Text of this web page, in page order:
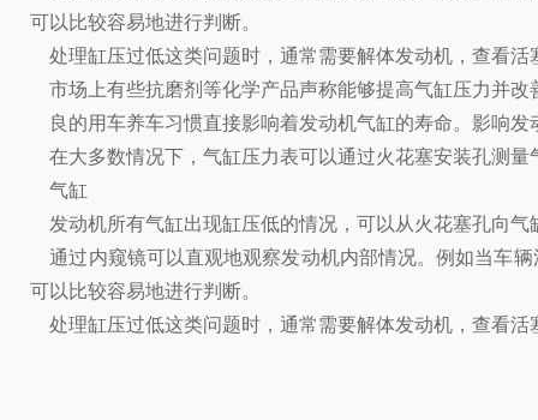
可以比较容易地进行判断。
处理缸压过低这类问题时，通常需要解体发动机，查看
市场上有些抗磨剂等化学产品声称能够提高气缸压力并
良的用车养车习惯直接影响着发动机气缸的寿命。影响
在大多数情况下，气缸压力表可以通过火花塞安装孔测
气缸
发动机所有气缸出现缸压低的情况，可以从火花塞孔向气
通过内窥镜可以直观地观察发动机内部情况。例如当车
可以比较容易地进行判断。
处理缸压过低这类问题时，通常需要解体发动机，查看